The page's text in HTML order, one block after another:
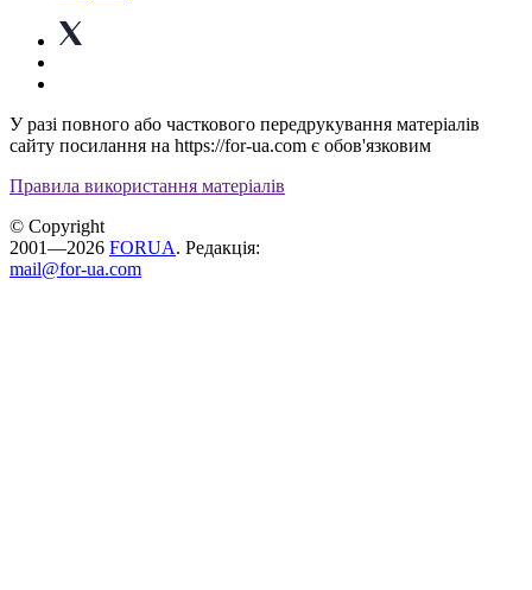
У разі повного або часткового передрукування матеріалів
сайту посилання на https://for-ua.com є обов'язковим
Правила використання матеріалів
© Copyright
2001—2026 FORUA. Редакція:
mail@for-ua.com